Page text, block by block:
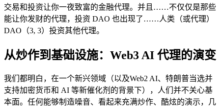
交易和投资让你一夜致富的金融代理。并且……不仅仅是那些
能让你发财的代理，投资 DAO 也出现了……人类（或代理）
DAO（3, 3）投资其他代理。
从炒作到基础设施：Web3 AI 代理的演变
我们都明白，在一个新兴领域（以及Web2 AI、特朗普当选并
支持加密货币和 AI 等新催化剂的背景下），人们并不关心基
本面。任何能够制造噪音、看起来充满炒作、酷炫的演示，几